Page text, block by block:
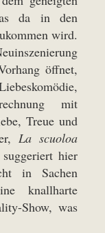
da in den
wird.
öffnet,
mit
Treue und
La scuoloa
hier
in Sachen
knallharte
Show, was